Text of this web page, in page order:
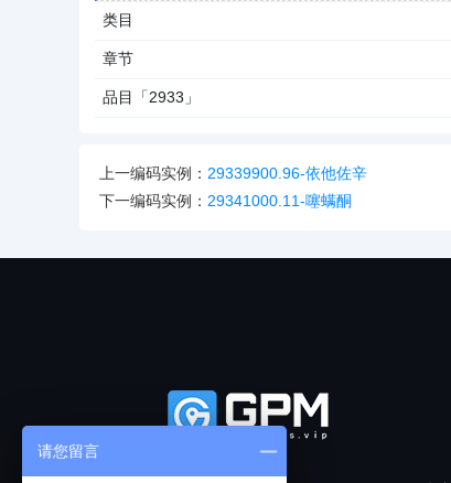
类目
章节
品目「2933」
上一编码实例： 29339900.96-依他佐辛
下一编码实例： 29341000.11-噻螨酮
请您留言